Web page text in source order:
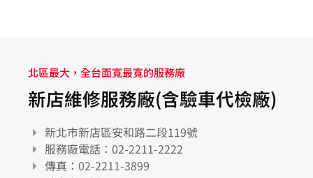
北區最大，全台面寬最寬的服務廠
新店維修服務廠(含驗車代檢廠)
新北市新店區安和路二段119號
服務廠電話：02-2211-2222
傳真：02-2211-3899